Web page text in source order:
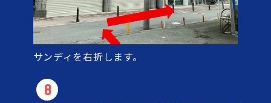
サンディを右折します。
8